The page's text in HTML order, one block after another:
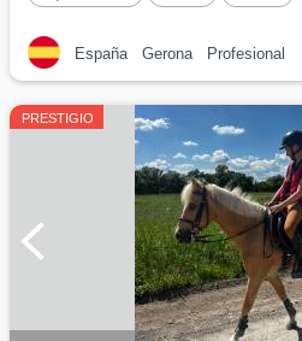
España Gerona Profesional
PRESTIGIO